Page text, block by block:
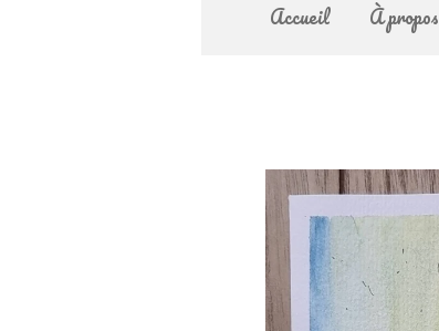
Accueil À propos